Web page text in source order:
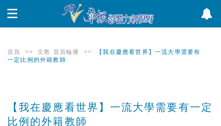
首頁 >> 文教 首頁輪播 >>
【我在慶應看世界】一流大學需要有
一定比例的外籍教師
【我在慶應看世界】一流大學需要有一定
比例的外籍教師